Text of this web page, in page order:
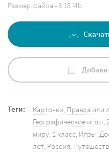
Размер файла - 3.18 Mb
Теги: Карточки, Правда или
Географические игры,
миру, 1 класс, Игры,
лет, Россия,